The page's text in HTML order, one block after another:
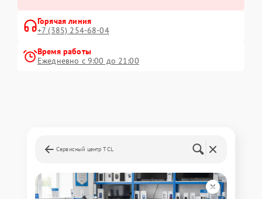
Горячая линия
+7 (385) 254-68-04
Время работы
Ежедневно с 9:00 до 21:00
Сервисный центр TCL